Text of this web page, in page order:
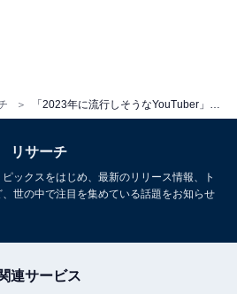
「2023年に流行しそうなYouTuber」ランキング！ 3位「ナナオは立派なユーチューバー」、2位「スクワッド」、1位は？
リサーチ
ックスをはじめ、最新のリリース情報、ト
世の中で注目を集めている話題をお知らせ
連サービス